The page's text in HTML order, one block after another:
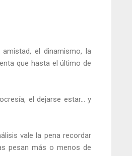
el dinamismo, la
que hasta el último de
el dejarse estar… y
vale la pena recordar
pesan más o menos de